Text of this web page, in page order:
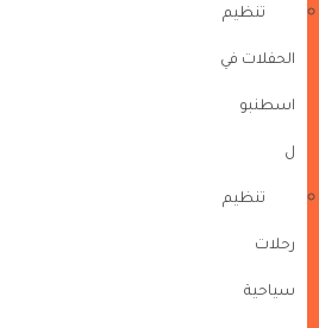
تنظيم
الحفلات في
اسطنبو
ل
تنظيم
رحلات
سياحية